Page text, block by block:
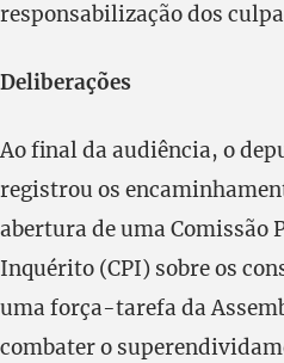
responsabilização dos
Deliberações
Ao final da audiência, o
registrou os
abertura de uma Comissão
Inquérito (CPI) sobre os
uma força-tarefa da
combater o